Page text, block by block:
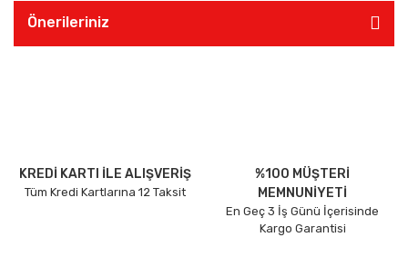
Önerileriniz
KREDİ KARTI İLE ALIŞVERİŞ
Tüm Kredi Kartlarına 12 Taksit
%100 MÜŞTERİ
MEMNUNİYETİ
En Geç 3 İş Günü İçerisinde
Kargo Garantisi